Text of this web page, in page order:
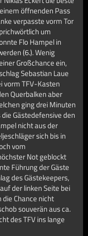
öffnenden Pass
verpasste vorm Tor
um
Flo Hampel in
(6.). Wenig
Großchance ein,
Sebastian Laue
vorm TFV-Kasten
Querbalken aber
ging drei Minuten
Gästedefensive den
nicht aus der
sich bis in
vom
Not geblockt
Führung der Gäste
des Gästekeepers,
der linken Seite bei
Chance nicht
souverän aus ca.
des TFV ins lange